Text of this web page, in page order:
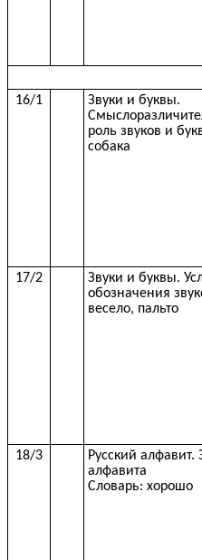
16/1
Звуки и буквы.
роль звуков и
собака
17/2
Звуки и буквы.
обозначения
весело, пальто
18/3
Русский алфавит.
алфавита
Словарь: хорошо